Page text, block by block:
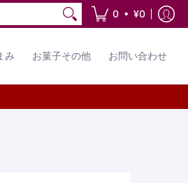
0 • ¥0
み お菓子その他 お問い合わせ